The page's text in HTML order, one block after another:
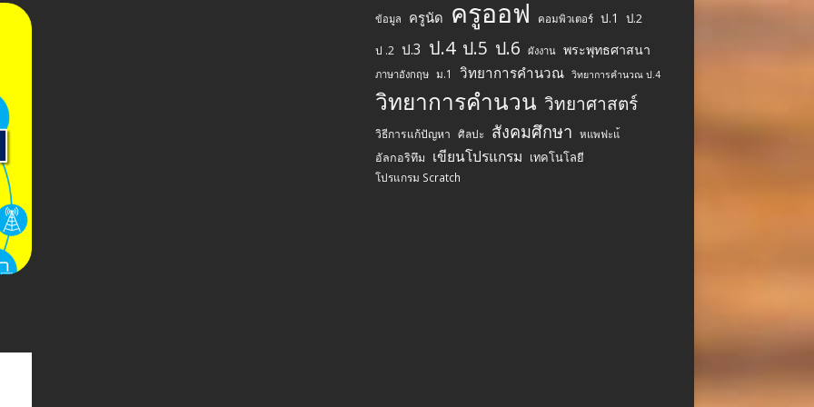
ข้อมูล ครูนัด ครูออฟ คอมพิวเตอร์ ป.1 ป.2
ป .2 ป.3 ป.4 ป.5 ป.6 ผังงาน พระพุทธศาสนา
ภาษาอังกฤษ ม.1 วิทยาการคำนวณ วิทยาการคำนวณ ป.4
วิทยาการคำนวน วิทยาศาสตร์
วิธีการแก้ปัญหา ศิลปะ สังคมศึกษา หแพฟะแ้
อัลกอริทึม เขียนโปรแกรม เทคโนโลยี
โปรแกรม Scratch